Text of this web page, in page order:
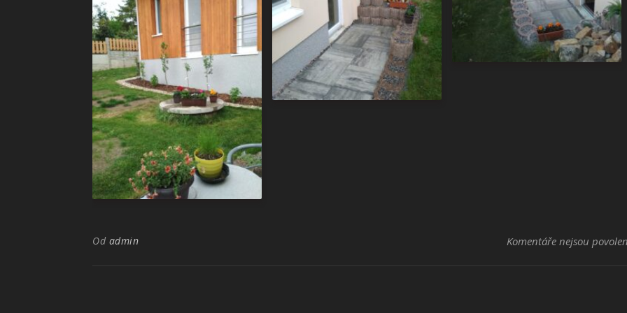
Od admin Komentáře nejsou